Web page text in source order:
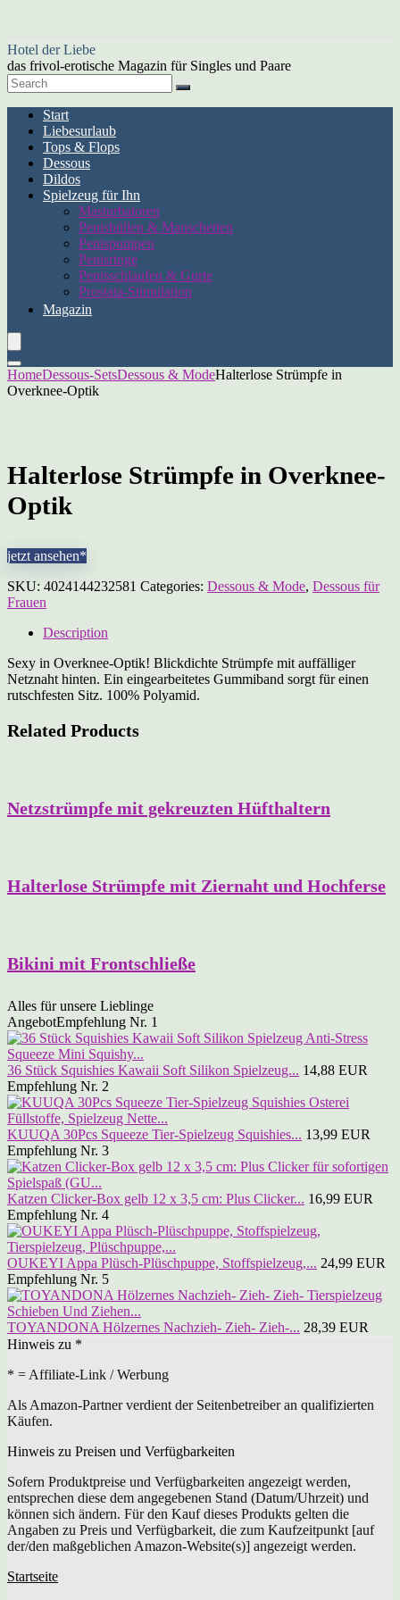
Hotel der Liebe
das frivol-erotische Magazin für Singles und Paare
Start
Liebesurlaub
Tops & Flops
Dessous
Dildos
Spielzeug für Ihn
Masturbatoren
Penishüllen & Manschetten
Penispumpen
Penisringe
Penisschlaufen & Gurte
Prostata-Stimulation
Magazin
HomeDessous-SetsDessous & ModeHalterlose Strümpfe in
Overknee-Optik
Halterlose Strümpfe in Overknee-
Optik
jetzt ansehen*
SKU: 4024144232581 Categories: Dessous & Mode, Dessous für
Frauen
Description
Sexy in Overknee-Optik! Blickdichte Strümpfe mit auffälliger
Netznaht hinten. Ein eingearbeitetes Gummiband sorgt für einen
rutschfesten Sitz. 100% Polyamid.
Related Products
Netzstrümpfe mit gekreuzten Hüfthaltern
Halterlose Strümpfe mit Ziernaht und Hochferse
Bikini mit Frontschließe
Alles für unsere Lieblinge
AngebotEmpfehlung Nr. 1
36 Stück Squishies Kawaii Soft Silikon Spielzeug... 14,88 EUR
Empfehlung Nr. 2
KUUQA 30Pcs Squeeze Tier-Spielzeug Squishies... 13,99 EUR
Empfehlung Nr. 3
Katzen Clicker-Box gelb 12 x 3,5 cm: Plus Clicker... 16,99 EUR
Empfehlung Nr. 4
OUKEYI Appa Plüsch-Plüschpuppe, Stoffspielzeug,... 24,99 EUR
Empfehlung Nr. 5
TOYANDONA Hölzernes Nachzieh- Zieh- Zieh-... 28,39 EUR
Hinweis zu *
* = Affiliate-Link / Werbung
Als Amazon-Partner verdient der Seitenbetreiber an qualifizierten
Käufen.
Hinweis zu Preisen und Verfügbarkeiten
Sofern Produktpreise und Verfügbarkeiten angezeigt werden,
entsprechen diese dem angegebenen Stand (Datum/Uhrzeit) und
können sich ändern. Für den Kauf dieses Produkts gelten die
Angaben zu Preis und Verfügbarkeit, die zum Kaufzeitpunkt [auf
der/den maßgeblichen Amazon-Website(s)] angezeigt werden.
Startseite